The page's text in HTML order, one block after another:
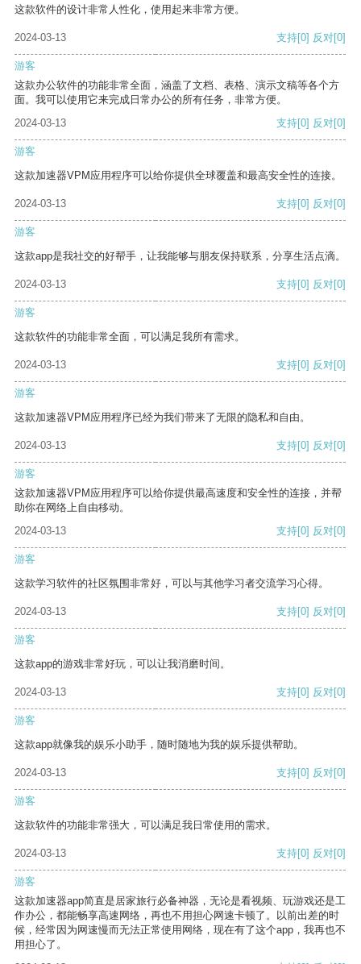
这款软件的设计非常人性化，使用起来非常方便。
2024-03-13 支持[0] 反对[0]
游客
这款办公软件的功能非常全面，涵盖了文档、表格、演示文稿等各个方
面。我可以使用它来完成日常办公的所有任务，非常方便。
2024-03-13
支持[0] 反对[0]
游客
这款加速器VPM应用程序可以给你提供全球覆盖和最高安全性的连接。
2024-03-13 支持[0] 反对[0]
游客
这款app是我社交的好帮手，让我能够与朋友保持联系，分享生活点滴。
2024-03-13 支持[0] 反对[0]
游客
这款软件的功能非常全面，可以满足我所有需求。
2024-03-13 支持[0] 反对[0]
游客
这款加速器VPM应用程序已经为我们带来了无限的隐私和自由。
2024-03-13 支持[0] 反对[0]
游客
这款加速器VPM应用程序可以给你提供最高速度和安全性的连接，并帮
助你在网络上自由移动。
2024-03-13
支持[0] 反对[0]
游客
这款学习软件的社区氛围非常好，可以与其他学习者交流学习心得。
2024-03-13 支持[0] 反对[0]
游客
这款app的游戏非常好玩，可以让我消磨时间。
2024-03-13 支持[0] 反对[0]
游客
这款app就像我的娱乐小助手，随时随地为我的娱乐提供帮助。
2024-03-13 支持[0] 反对[0]
游客
这款软件的功能非常强大，可以满足我日常使用的需求。
2024-03-13 支持[0] 反对[0]
游客
这款加速器app简直是居家旅行必备神器，无论是看视频、玩游戏还是工
作办公，都能畅享高速网络，再也不用担心网速卡顿了。以前出差的时
候，经常因为网速慢而无法正常使用网络，现在有了这个app，我再也不
用担心了。